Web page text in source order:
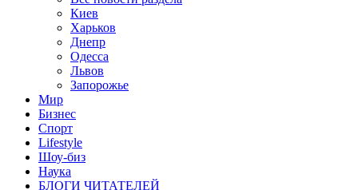
Киев
Харьков
Днепр
Одесса
Львов
Запорожье
Мир
Бизнес
Спорт
Lifestyle
Шоу-биз
Наука
БЛОГИ ЧИТАТЕЛЕЙ